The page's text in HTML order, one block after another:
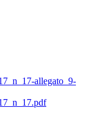
allegato_9-